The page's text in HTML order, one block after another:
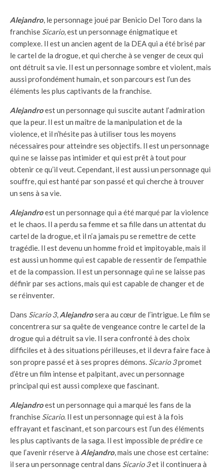
Alejandro, le personnage joué par Benicio Del Toro dans la
franchise Sicario, est un personnage énigmatique et
complexe. Il est un ancien agent de la DEA qui a été brisé par
le cartel de la drogue, et qui cherche à se venger de ceux qui
ont détruit sa vie. Il est un personnage sombre et violent, mais
aussi profondément humain, et son parcours est l’un des
éléments les plus captivants de la franchise.
Alejandroest un personnage qui suscite autant l’admiration
que la peur. Il est un maître de la manipulation et de la
violence, et il n’hésite pas à utiliser tous les moyens
nécessaires pour atteindre ses objectifs. Il est un personnage
qui ne se laisse pas intimider et qui est prêt à tout pour
obtenir ce qu’il veut. Cependant, il est aussi un personnage qui
souffre, qui est hanté par son passé et qui cherche à trouver
un sens à sa vie.
Alejandroest un personnage qui a été marqué par la violence
et le chaos. Il a perdu sa femme et sa fille dans un attentat du
cartel de la drogue, et il n’a jamais pu se remettre de cette
tragédie. Il est devenu un homme froid et impitoyable, mais il
est aussi un homme qui est capable de ressentir de l’empathie
et de la compassion. Il est un personnage qui ne se laisse pas
définir par ses actions, mais qui est capable de changer et de
se réinventer.
Dans Sicario 3, Alejandrosera au cœur de l’intrigue. Le film se
concentrera sur sa quête de vengeance contre le cartel de la
drogue qui a détruit sa vie. Il sera confronté à des choix
difficiles et à des situations périlleuses, et il devra faire face à
son propre passé et à ses propres démons. Sicario 3promet
d’être un film intense et palpitant, avec un personnage
principal qui est aussi complexe que fascinant.
Alejandroest un personnage qui a marqué les fans de la
franchise Sicario. Il est un personnage qui est à la fois
effrayant et fascinant, et son parcours est l’un des éléments
les plus captivants de la saga. Il est impossible de prédire ce
que l’avenir réserve à Alejandro, mais une chose est certaine:
il sera un personnage central dans Sicario 3et il continuera à